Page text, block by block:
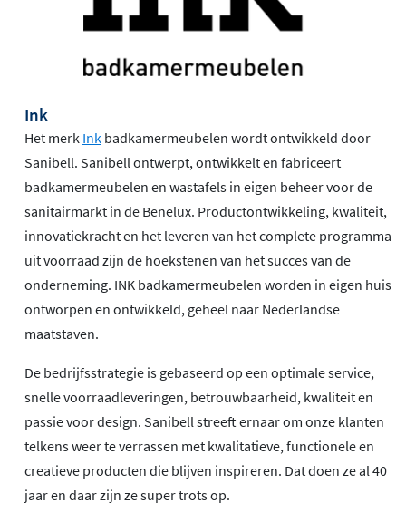
Ink
Het merk Ink badkamermeubelen wordt ontwikkeld door
Sanibell. Sanibell ontwerpt, ontwikkelt en fabriceert
badkamermeubelen en wastafels in eigen beheer voor de
sanitairmarkt in de Benelux. Productontwikkeling, kwaliteit,
innovatiekracht en het leveren van het complete programma
uit voorraad zijn de hoekstenen van het succes van de
onderneming. INK badkamermeubelen worden in eigen huis
ontworpen en ontwikkeld, geheel naar Nederlandse
maatstaven.
De bedrijfsstrategie is gebaseerd op een optimale service,
snelle voorraadleveringen, betrouwbaarheid, kwaliteit en
passie voor design. Sanibell streeft ernaar om onze klanten
telkens weer te verrassen met kwalitatieve, functionele en
creatieve producten die blijven inspireren. Dat doen ze al 40
jaar en daar zijn ze super trots op.